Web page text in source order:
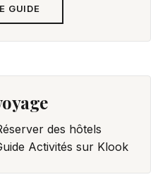
GUIDE
des hôtels
Activités sur Klook